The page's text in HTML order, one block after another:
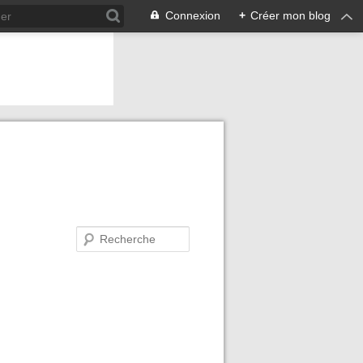
Connexion + Créer mon blog